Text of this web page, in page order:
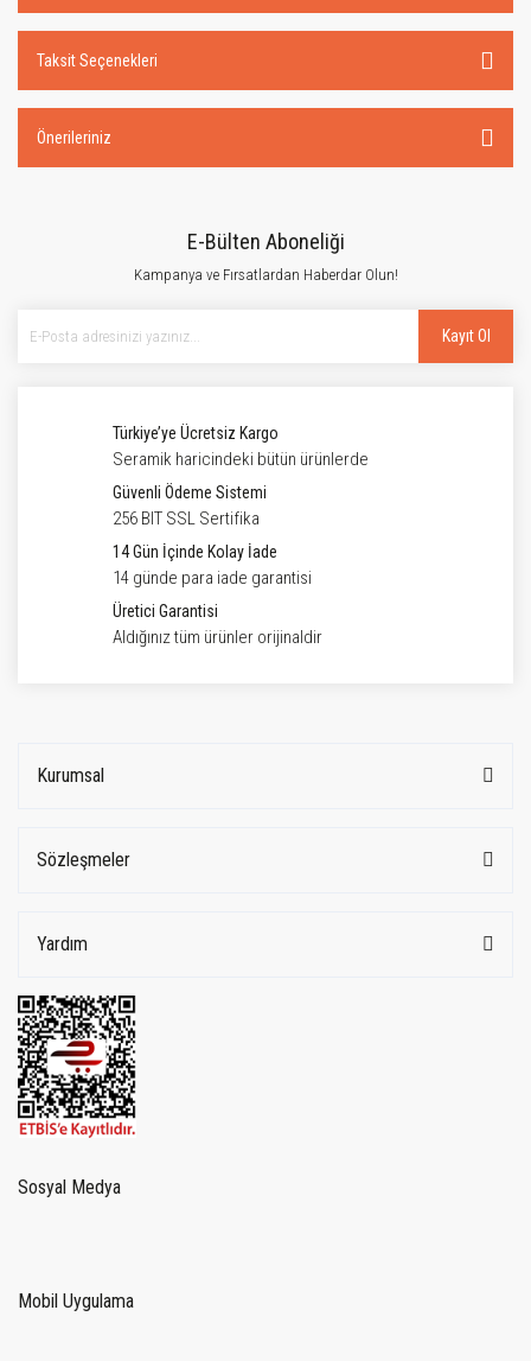
Taksit Seçenekleri
Önerileriniz
E-Bülten Aboneliği
Kampanya ve Fırsatlardan Haberdar Olun!
Kayıt Ol
Türkiye’ye Ücretsiz Kargo
Seramik haricindeki bütün ürünlerde
Güvenli Ödeme Sistemi
256 BIT SSL Sertifika
14 Gün İçinde Kolay İade
14 günde para iade garantisi
Üretici Garantisi
Aldığınız tüm ürünler orijinaldir
Kurumsal
Sözleşmeler
Yardım
Sosyal Medya
Mobil Uygulama